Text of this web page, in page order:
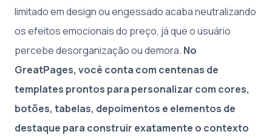
limitado em design ou engessado acaba neutralizando
os efeitos emocionais do preço, já que o usuário
percebe desorganização ou demora. No
GreatPages, você conta com centenas de
templates prontos para personalizar com cores,
botões, tabelas, depoimentos e elementos de
destaque para construir exatamente o contexto